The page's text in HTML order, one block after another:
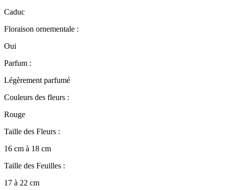
Caduc
Floraison ornementale :
Oui
Parfum :
Légèrement parfumé
Couleurs des fleurs :
Rouge
Taille des Fleurs :
16 cm à 18 cm
Taille des Feuilles :
17 à 22 cm